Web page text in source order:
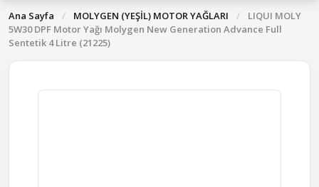
Ana Sayfa / MOLYGEN (YEŞİL) MOTOR YAĞLARI /
LIQUI MOLY
5W30 DPF Motor Yağı Molygen New Generation Advance Full
Sentetik 4 Litre (21225)